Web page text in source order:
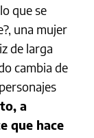
que se
una mujer
de larga
cambia de
a
que hace